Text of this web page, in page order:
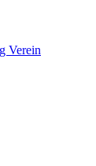
Verein